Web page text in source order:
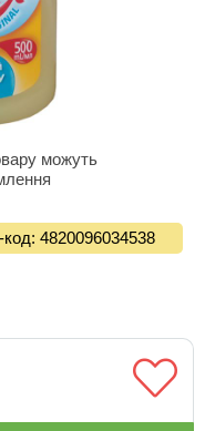
можуть
4820096034538